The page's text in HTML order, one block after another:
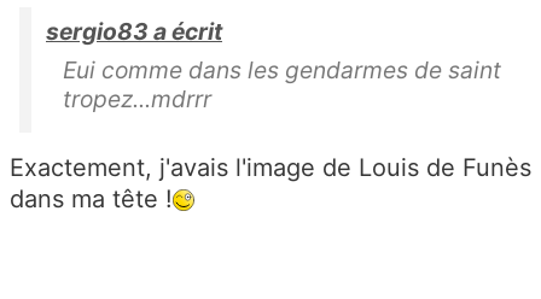
sergio83 a écrit
Eui comme dans les gendarmes de saint
tropez...mdrrr
Exactement, j'avais l'image de Louis de Funès
dans ma tête !